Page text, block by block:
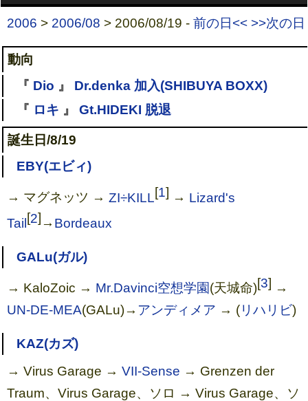
2006 > 2006/08 > 2006/08/19 -前の日<< >>次の日
動向
『 Dio 』 Dr.denka 加入(SHIBUYA BOXX)
『 ロキ 』 Gt.HIDEKI 脱退
誕生日/8/19
EBY(エビィ)
→ マグネッツ →ZI÷KILL[1] → Lizard's
Tail[2] → Bordeaux
GALu(ガル)
→ KaloZoic → Mr.Davinci空想学園(天城命)[3] →
UN-DE-MEA(GALu)→ アンディメア → (リハリビ)
KAZ(カズ)
→ Virus Garage →VII-Sense → Grenzen der
Traum、Virus Garage、ソロ → Virus Garage、ソ